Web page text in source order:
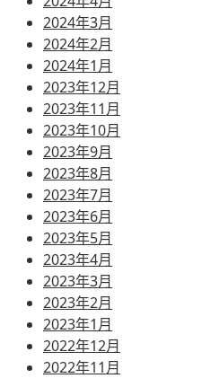
2024年3月
2024年2月
2024年1月
2023年12月
2023年11月
2023年10月
2023年9月
2023年8月
2023年7月
2023年6月
2023年5月
2023年4月
2023年3月
2023年2月
2023年1月
2022年12月
2022年11月